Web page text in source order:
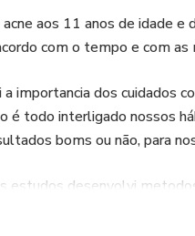
aos 11 anos de idade
com o tempo e com as
importancia dos cuidados
é todo interligado nossos
boms ou não, para
estudos desenvolvi